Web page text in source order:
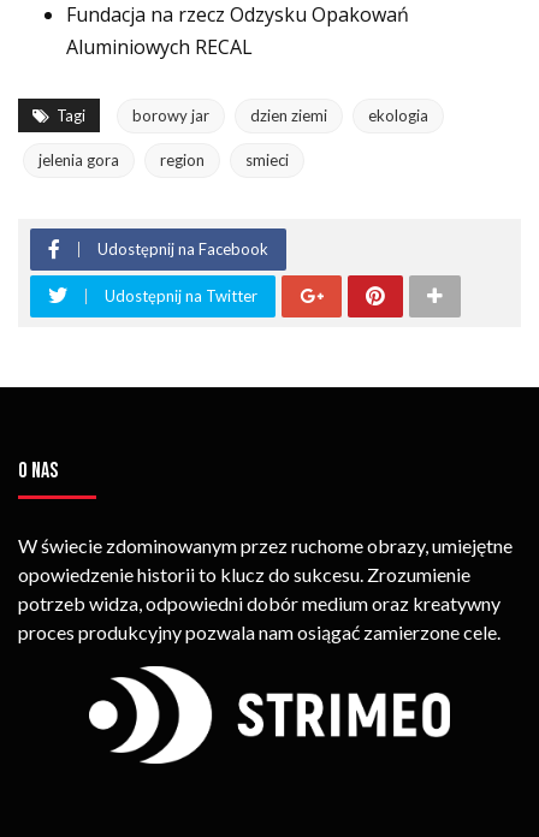
Fundacja na rzecz Odzysku Opakowań
Aluminiowych RECAL
Tagi borowy jar dzien ziemi ekologia
jelenia gora region smieci
Udostępnij na Facebook
Udostępnij na Twitter
O NAS
W świecie zdominowanym przez ruchome obrazy, umiejętne
opowiedzenie historii to klucz do sukcesu. Zrozumienie
potrzeb widza, odpowiedni dobór medium oraz kreatywny
proces produkcyjny pozwala nam osiągać zamierzone cele.